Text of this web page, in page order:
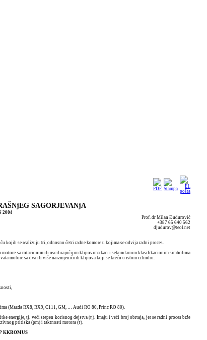
SAGORJEVANjA
2004
Prof. dr Milan Đudurović
+387 65 640 562
djudurov@teol.net
kojih se realizuju tri, odnosno četri radne komore u kojima se odvija radni proces.
motore sa rotacionim ili oscilirajućijim klipovima kao i sekundarnim klasifikacionim simbolima
motore sa dva ili više naizmjeničnih klipova koji se kreću u istom cilindru.
(Mazda RX8, RX9, C111, GM, … Audi RO 80, Princ RO 80).
energije, tj. veći stepen korisnog dejstva (η). Imaju i veći broj obrtaja, jer se radni proces brže
pritiska (pm) i taktnosti motora (τ).
KKROMUS